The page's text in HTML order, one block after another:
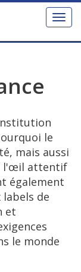
Toggle
le
é, mais aussi
l'œil attentif
également
labels de
et
le monde